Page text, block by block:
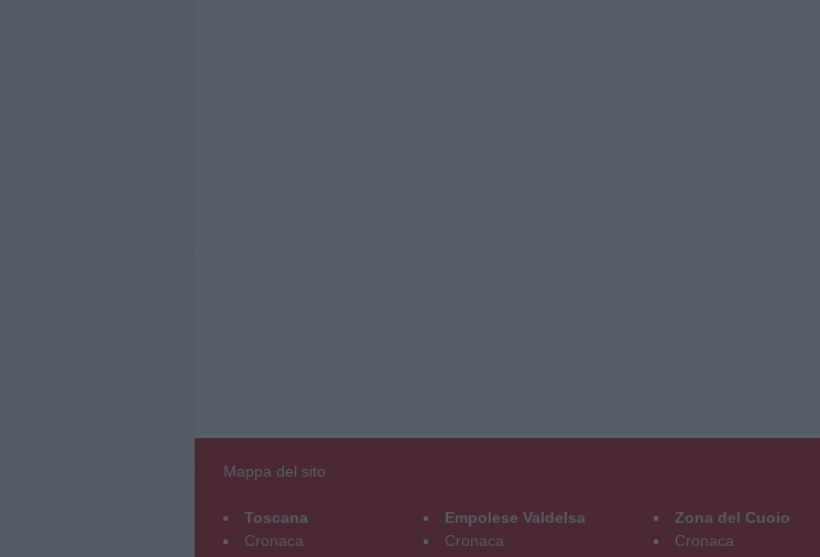
Mappa del sito
Toscana
Cronaca
Empolese Valdelsa
Cronaca
Zona del Cuoio
Cronaca